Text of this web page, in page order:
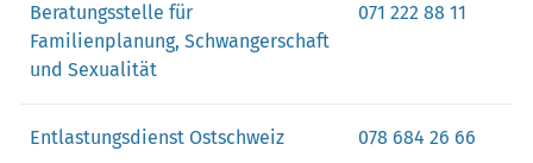
Beratungsstelle für
Familienplanung, Schwangerschaft
und Sexualität
071 222 88 11
Entlastungsdienst Ostschweiz 078 684 26 66